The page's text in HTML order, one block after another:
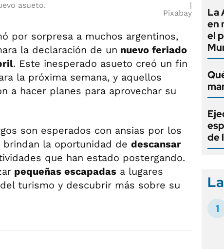
asueto.
Pixabay
por sorpresa a muchos argentinos,
la declaración de un nuevo feriado
. Este inesperado asueto creó un fin
la próxima semana, y aquellos
a hacer planes para aprovechar su
son esperados con ansias por los
la oportunidad de descansar
que han estado postergando.
pequeñas escapadas a lugares
turismo y descubrir más sobre su
La
en
el
de